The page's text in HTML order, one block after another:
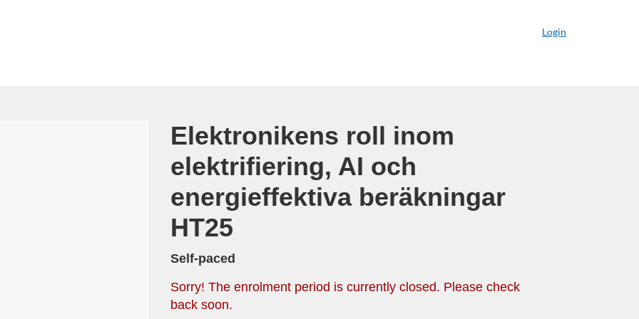
Login
Course
Elektronikens roll inom
elektrifiering, AI och
energieffektiva beräkningar
HT25
Self-paced
Sorry! The enrolment period is currently closed. Please check
back soon.